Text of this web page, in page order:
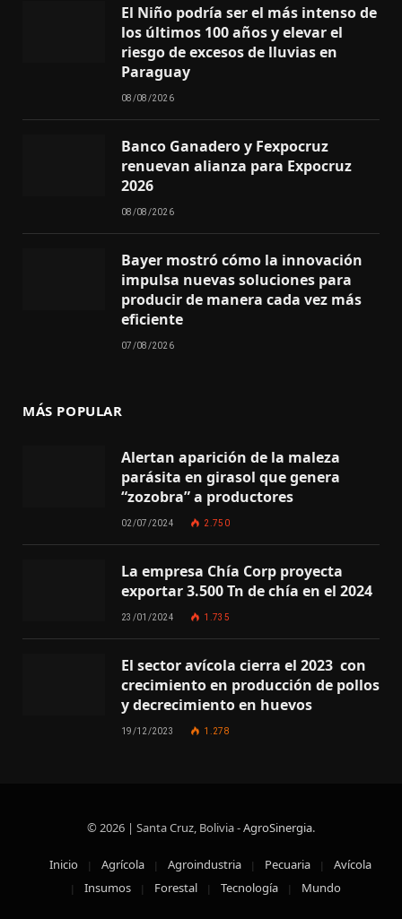
El Niño podría ser el más intenso de
los últimos 100 años y elevar el
riesgo de excesos de lluvias en
Paraguay
08/08/2026
Banco Ganadero y Fexpocruz
renuevan alianza para Expocruz
2026
08/08/2026
Bayer mostró cómo la innovación
impulsa nuevas soluciones para
producir de manera cada vez más
eficiente
07/08/2026
MÁS POPULAR
Alertan aparición de la maleza
parásita en girasol que genera
“zozobra” a productores
02/07/2024 2.750
La empresa Chía Corp proyecta
exportar 3.500 Tn de chía en el 2024
23/01/2024 1.735
El sector avícola cierra el 2023 con
crecimiento en producción de pollos
y decrecimiento en huevos
19/12/2023 1.278
© 2026 | Santa Cruz, Bolivia -AgroSinergia.
Inicio Agrícola Agroindustria Pecuaria
Avícola
Insumos
Forestal Tecnología Mundo